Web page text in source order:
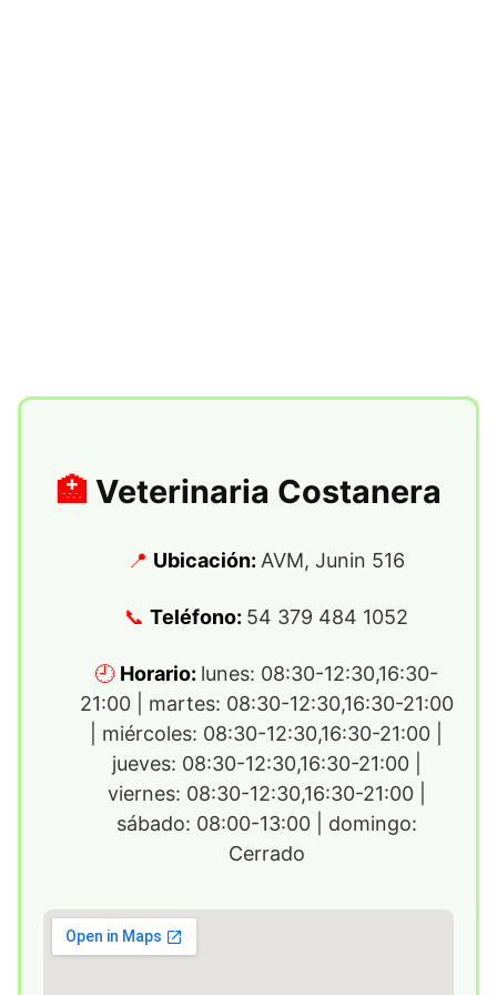
Veterinaria Costanera
Ubicación: AVM, Junin 516
Teléfono: 54 379 484 1052
Horario: lunes: 08:30-12:30,16:30-
21:00 | martes: 08:30-12:30,16:30-21:00
| miércoles: 08:30-12:30,16:30-21:00 |
jueves: 08:30-12:30,16:30-21:00 |
viernes: 08:30-12:30,16:30-21:00 |
sábado: 08:00-13:00 | domingo:
Cerrado